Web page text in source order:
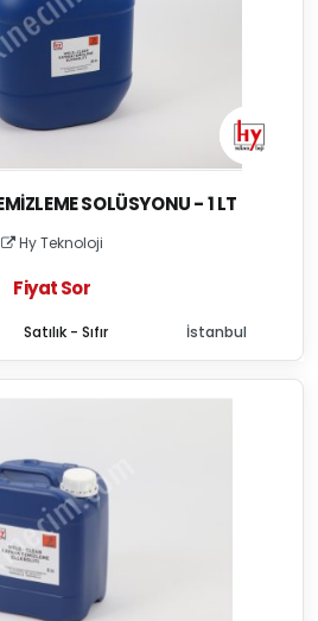
SOLÜSYONU - 1 LT
Hy Teknoloji
Fiyat Sor
Satılık - Sıfır İstanbul